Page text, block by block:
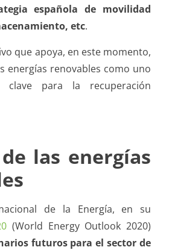
española de movilidad
etc.
que apoya, en este momento,
energías renovables como uno
clave para la recuperación
las energías
de la Energía, en su
(World Energy Outlook 2020)
futuros para el sector de